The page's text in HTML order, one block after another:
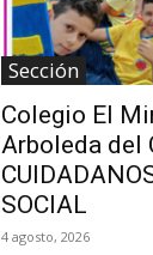
Sección
Colegio El
Arboleda del
SOCIAL
4 agosto, 2026